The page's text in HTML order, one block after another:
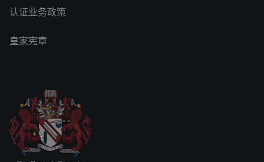
认证业务政策
皇家宪章